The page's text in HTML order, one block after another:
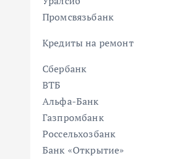
Промсвязьбанк
Кредиты на ремонт
Сбербанк
ВТБ
Альфа-Банк
Газпромбанк
Россельхозбанк
Банк «Открытие»